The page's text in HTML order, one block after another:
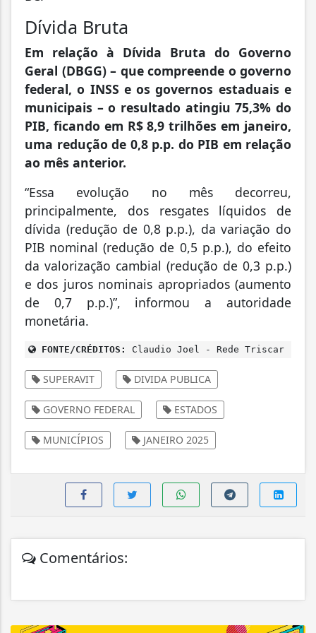
Dívida Bruta
Em relação à Dívida Bruta do Governo
Geral (DBGG) – que compreende o governo
federal, o INSS e os governos estaduais e
municipais – o resultado atingiu 75,3% do
PIB, ficando em R$ 8,9 trilhões em janeiro,
uma redução de 0,8 p.p. do PIB em relação
ao mês anterior.
“Essa evolução no mês decorreu,
principalmente, dos resgates líquidos de
dívida (redução de 0,8 p.p.), da variação do
PIB nominal (redução de 0,5 p.p.), do efeito
da valorização cambial (redução de 0,3 p.p.)
e dos juros nominais apropriados (aumento
de 0,7 p.p.)”, informou a autoridade
monetária.
FONTE/CRÉDITOS: Claudio Joel - Rede Triscar
SUPERAVIT DIVIDA PUBLICA
GOVERNO FEDERAL ESTADOS
MUNICÍPIOS JANEIRO 2025
Comentários: